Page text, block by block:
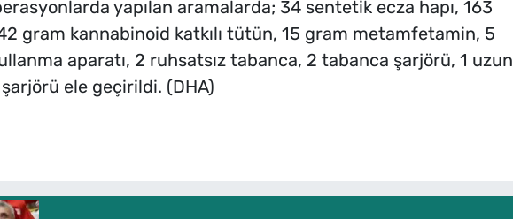
yapılan aramalarda; 34 sentetik ecza hapı, 163
gram kannabinoid katkılı tütün, 15 gram metamfetamin, 5
aparatı, 2 ruhsatsız tabanca, 2 tabanca şarjörü, 1 uzun
ele geçirildi. (DHA)